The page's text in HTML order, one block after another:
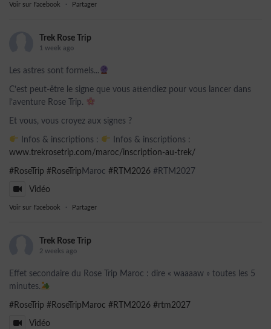
Voir sur Facebook · Partager
Trek Rose Trip
1 week ago
Les astres sont formels...
C’est peut-être le signe que vous attendiez pour vous lancer dans
l’aventure Rose Trip.
Et vous, vous croyez aux signes ?
Infos & inscriptions :
Infos & inscriptions :
www.trekrosetrip.com/maroc/inscription-au-trek/
#RoseTrip #RoseTrip Maroc #RTM2026 #RTM2027
Vidéo
Voir sur Facebook · Partager
Trek Rose Trip
2 weeks ago
Effet secondaire du Rose Trip Maroc : dire « waaaaw » toutes les 5
minutes.
#RoseTrip #RoseTripMaroc #RTM2026 #rtm2027
Vidéo